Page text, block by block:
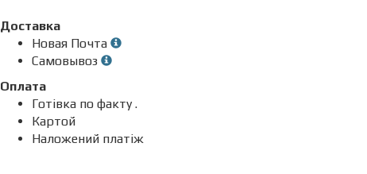
Доставка
Новая Почта
Самовывоз
Оплата
Готівка по факту .
Картой
Наложений платіж